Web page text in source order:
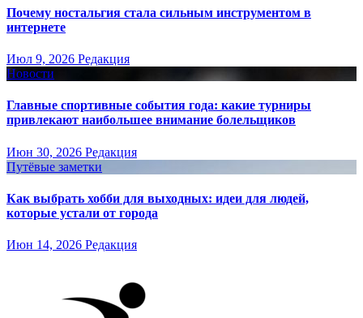
Почему ностальгия стала сильным инструментом в
интернете
Июл 9, 2026 Редакция
Новости
Главные спортивные события года: какие турниры
привлекают наибольшее внимание болельщиков
Июн 30, 2026 Редакция
Путёвые заметки
Как выбрать хобби для выходных: идеи для людей,
которые устали от города
Июн 14, 2026 Редакция